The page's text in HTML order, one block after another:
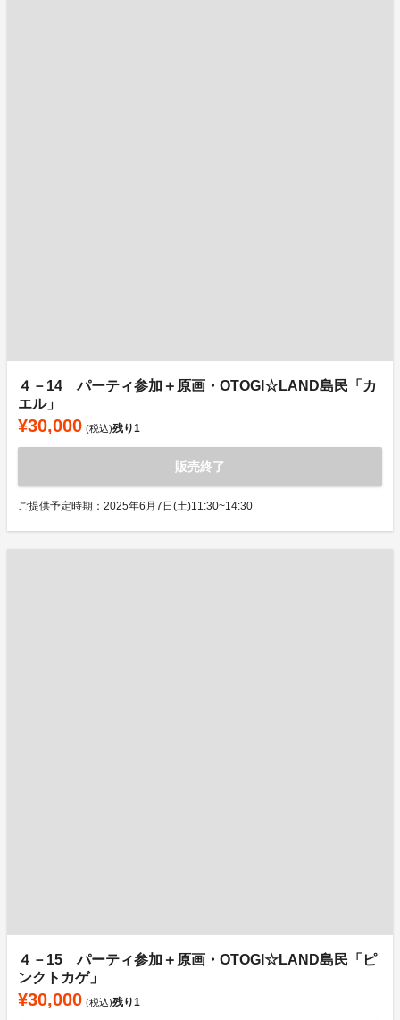
４－14 パーティ参加＋原画・OTOGI☆LAND島民「カ
エル」
¥30,000 (税込)残り1
販売終了
ご提供予定時期：2025年6月7日(土)11:30~14:30
４－15 パーティ参加＋原画・OTOGI☆LAND島民「ピ
ンクトカゲ」
¥30,000 (税込)残り1